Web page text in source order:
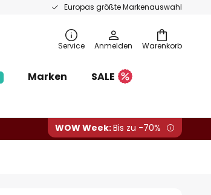
Europas größte Markenauswahl
Warenkorb
Service Anmelden
Marken
SALE
WOW Week:Bis zu -70%